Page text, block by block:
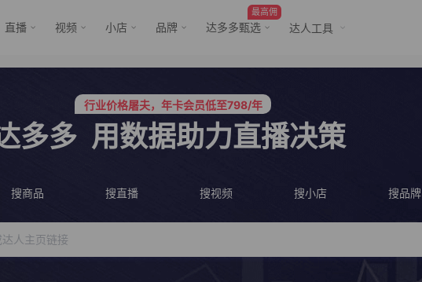
直播 视频 小店 品牌
最高佣
达多多甄选 达人工具
行业价格屠夫，年卡会员低至798/年
服务三只羊、董先生等行业头部客户
多多 用数据助力直播决策
搜商品 搜直播 搜视频 搜小店 搜品牌